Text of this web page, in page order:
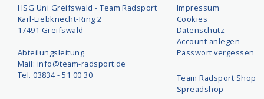
HSG Uni Greifswald - Team Radsport
Karl-Liebknecht-Ring 2
17491 Greifswald
Abteilungsleitung
Mail: info@team-radsport.de
Tel. 03834 - 51 00 30
Impressum
Cookies
Datenschutz
Account anlegen
Passwort vergessen
Team Radsport Shop
Spreadshop